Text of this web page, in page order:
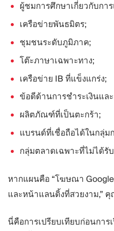
ผู้ชมการศึกษาเกี่ยวกับการ
เครือข่ายพันธมิตร;
ชุมชนระดับภูมิภาค;
โต๊ะภาษาเฉพาะทาง;
เครือข่าย IB ที่แข็งแกร่ง;
ข้อดีด้านการชำระเงินแล
ผลิตภัณฑ์ที่เป็นตะกร้า;
แบรนด์ที่เชื่อถือได้ในกลุ่ม
กลุ่มตลาดเฉพาะที่ไม่ได้รั
หากแผนคือ “โฆษณา
และหน้าแลนดิ้งที่สวยงาม,” คุ
นี่คือการเปรียบเทียบก่อนกา